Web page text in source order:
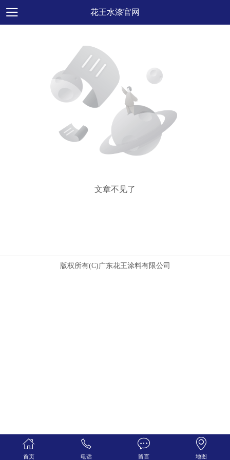
花王水漆官网
文章不见了
版权所有(C)广东花王涂料有限公司
首页 电话 留言 地图